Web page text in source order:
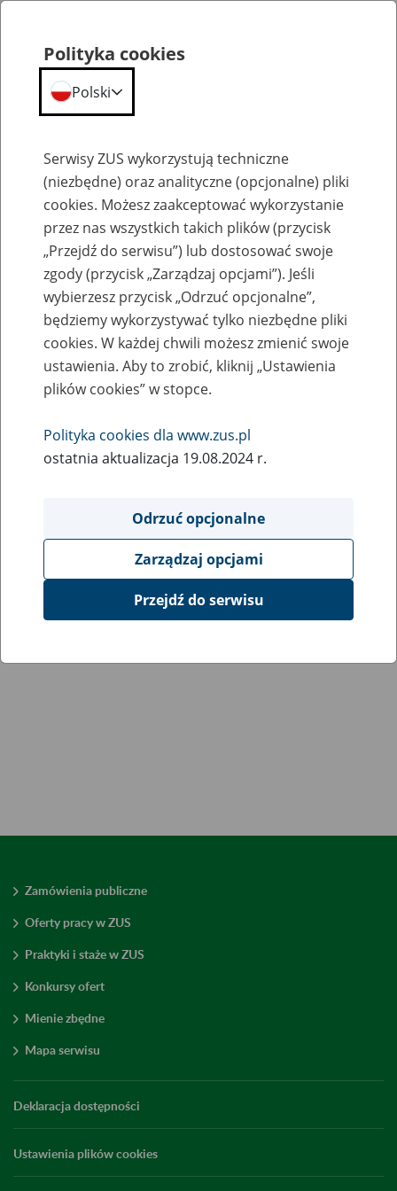
Kalendarium
Zamówienia publiczne
Oferty pracy w ZUS
Praktyki i staże w ZUS
Konkursy ofert
Mienie zbędne
Mapa serwisu
Deklaracja dostępności
Ustawienia plików cookies
Polityka cookies
Polski
Serwisy ZUS wykorzystują techniczne
(niezbędne) oraz analityczne (opcjonalne) pliki
cookies. Możesz zaakceptować wykorzystanie
przez nas wszystkich takich plików (przycisk
„Przejdź do serwisu”) lub dostosować swoje
zgody (przycisk „Zarządzaj opcjami”). Jeśli
wybierzesz przycisk „Odrzuć opcjonalne”,
będziemy wykorzystywać tylko niezbędne pliki
cookies. W każdej chwili możesz zmienić swoje
ustawienia. Aby to zrobić, kliknij „Ustawienia
plików cookies” w stopce.
Polityka cookies dla www.zus.pl
ostatnia aktualizacja 19.08.2024 r.
Odrzuć opcjonalne
Zarządzaj opcjami
Przejdź do serwisu